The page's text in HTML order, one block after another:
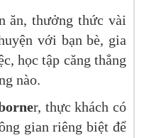
ăn, thưởng thức vài
với bạn bè, gia
học tập căng thẳng
nào.
r, thực khách có
gian riêng biệt để